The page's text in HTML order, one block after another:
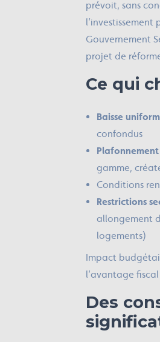
prévoit, sans
Gouvernement
projet de
Ce qui
Baisse
confondus
gamme,
Conditions
Restrictions
allongement
logements)
Impact
l’avantage
Des